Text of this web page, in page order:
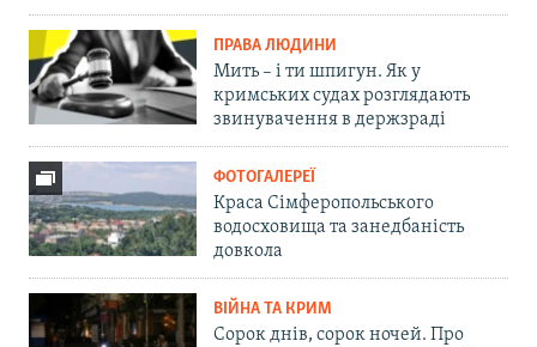
ПРАВА ЛЮДИНИ
Мить – і ти шпигун. Як у
кримських судах розглядають
звинувачення в держзраді
ФОТОГАЛЕРЕЇ
Краса Сімферопольського
водосховища та занедбаність
довкола
ВІЙНА ТА КРИМ
Сорок днів, сорок ночей. Про